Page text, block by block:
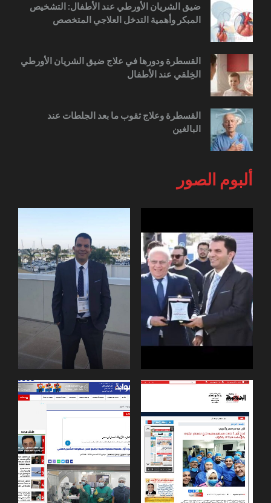
ضيق الشريان الأورطي عند الأطفال: التشخيص
المبكر وأهمية التدخل العلاجي المتخصص
القسطرة ودورها في علاج ضيق الشريان الأورطي
الخِلقي عند الأطفال
القسطرة وعلاج ثقوب ما بعد الجلطات عند
البالغين
ألبوم الصور